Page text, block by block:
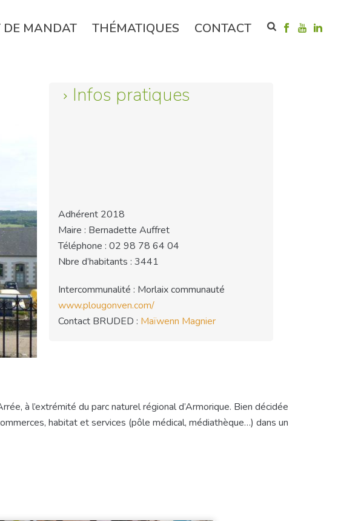
DE MANDAT THÉMATIQUES CONTACT
Infos pratiques
Adhérent 2018
Maire : Bernadette Auffret
Téléphone : 02 98 78 64 04
Nbre d’habitants : 3441
Intercommunalité : Morlaix communauté
www.plougonven.com/
Contact BRUDED : Maïwenn Magnier
à l’extrémité du parc naturel régional d’Armorique. Bien décidée
habitat et services (pôle médical, médiathèque…) dans un